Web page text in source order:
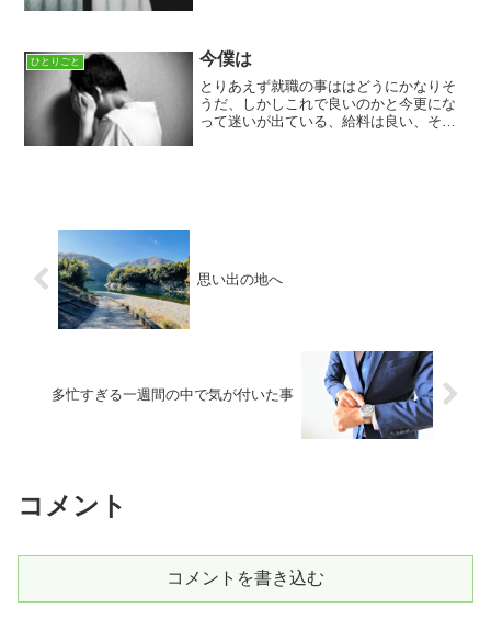
ない」となりますよねそん...
ひとりごと 今僕は
とりあえず就職の事ははどうにかなりそ
うだ、しかしこれで良いのかと今更にな
って迷いが出ている、給料は良い、そし
思い出の地へ
多忙すぎる一週間の中で気が付いた事
コメント
コメントを書き込む